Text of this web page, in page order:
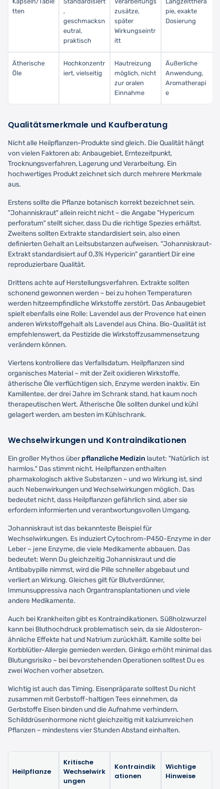
tten
,
geschmacksn
eutral,
praktisch
zusätze,
später
Wirkungseintr
itt
pie, exakte
Dosierung
Ätherische
Öle
Hochkonzentr
iert, vielseitig
Hautreizung
möglich, nicht
zur oralen
Einnahme
Äußerliche
Anwendung,
Aromatherapi
e
Qualitätsmerkmale und Kaufberatung
Nicht alle Heilpflanzen-Produkte sind gleich. Die Qualität hängt
von vielen Faktoren ab: Anbaugebiet, Erntezeitpunkt,
Trocknungsverfahren, Lagerung und Verarbeitung. Ein
hochwertiges Produkt zeichnet sich durch mehrere Merkmale
aus.
Erstens sollte die Pflanze botanisch korrekt bezeichnet sein.
"Johanniskraut" allein reicht nicht – die Angabe "Hypericum
perforatum" stellt sicher, dass Du die richtige Spezies erhältst.
Zweitens sollten Extrakte standardisiert sein, also einen
definierten Gehalt an Leitsubstanzen aufweisen. "Johanniskraut-
Extrakt standardisiert auf 0,3% Hypericin" garantiert Dir eine
reproduzierbare Qualität.
Drittens achte auf Herstellungsverfahren. Extrakte sollten
schonend gewonnen werden – bei zu hohen Temperaturen
werden hitzeempfindliche Wirkstoffe zerstört. Das Anbaugebiet
spielt ebenfalls eine Rolle: Lavendel aus der Provence hat einen
anderen Wirkstoffgehalt als Lavendel aus China. Bio-Qualität ist
empfehlenswert, da Pestizide die Wirkstoffzusammensetzung
verändern können.
Viertens kontrolliere das Verfallsdatum. Heilpflanzen sind
organisches Material – mit der Zeit oxidieren Wirkstoffe,
ätherische Öle verflüchtigen sich, Enzyme werden inaktiv. Ein
Kamillentee, der drei Jahre im Schrank stand, hat kaum noch
therapeutischen Wert. Ätherische Öle sollten dunkel und kühl
gelagert werden, am besten im Kühlschrank.
Wechselwirkungen und Kontraindikationen
Ein großer Mythos überpflanzliche Medizin lautet: "Natürlich ist
harmlos." Das stimmt nicht. Heilpflanzen enthalten
pharmakologisch aktive Substanzen – und wo Wirkung ist, sind
auch Nebenwirkungen und Wechselwirkungen möglich. Das
bedeutet nicht, dass Heilpflanzen gefährlich sind, aber sie
erfordern informierten und verantwortungsvollen Umgang.
Johanniskraut ist das bekannteste Beispiel für
Wechselwirkungen. Es induziert Cytochrom-P450-Enzyme in der
Leber – jene Enzyme, die viele Medikamente abbauen. Das
bedeutet: Wenn Du gleichzeitig Johanniskraut und die
Antibabypille nimmst, wird die Pille schneller abgebaut und
verliert an Wirkung. Gleiches gilt für Blutverdünner,
Immunsuppressiva nach Organtransplantationen und viele
andere Medikamente.
Auch bei Krankheiten gibt es Kontraindikationen. Süßholzwurzel
kann bei Bluthochdruck problematisch sein, da sie Aldosteron-
ähnliche Effekte hat und Natrium zurückhält. Kamille sollte bei
Korbblütler-Allergie gemieden werden. Ginkgo erhöht minimal das
Blutungsrisiko – bei bevorstehenden Operationen solltest Du es
zwei Wochen vorher absetzen.
Wichtig ist auch das Timing. Eisenpräparate solltest Du nicht
zusammen mit Gerbstoff-haltigen Tees einnehmen, da
Gerbstoffe Eisen binden und die Aufnahme verhindern.
Schilddrüsenhormone nicht gleichzeitig mit kalziumreichen
Pflanzen – mindestens vier Stunden Abstand einhalten.
Heilpflanze
Kritische
Wechselwirk
ungen
Kontraindik
ationen
Wichtige
Hinweise